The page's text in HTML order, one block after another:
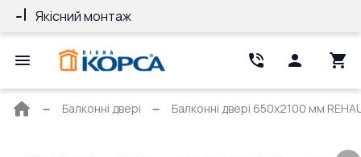
Якісний монтаж
Головна
Балконні двері Балконні двері 650x2100 мм